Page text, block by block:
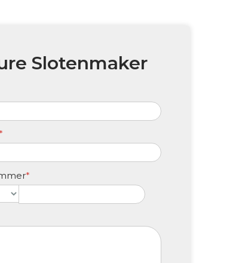
Slotenmaker
*